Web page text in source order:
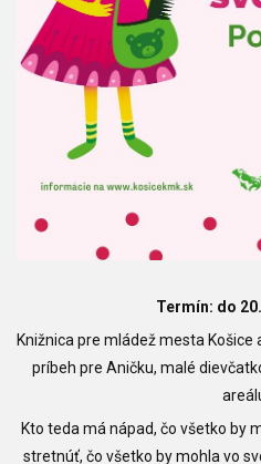
Termín: do
Knižnica pre mládež mesta
príbeh pre Aničku, malé
Kto teda má nápad, čo všetko by
stretnúť, čo všetko by mohla vo